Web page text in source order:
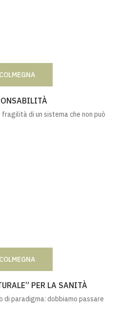
di un sistema che non può
PER LA SANITÀ
di paradigma: dobbiamo passare